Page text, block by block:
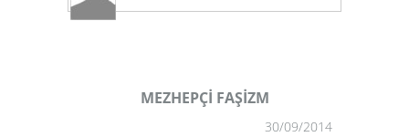
MEZHEPÇİ FAŞİZM
30/09/2014